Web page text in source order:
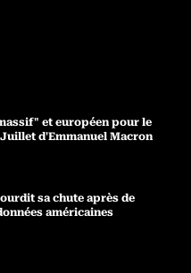
et européen pour le
d'Emmanuel Macron
sa chute après de
américaines